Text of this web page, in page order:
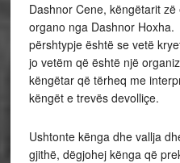
Dashnor Cene, këngëtarit
organo nga Dashnor
përshtypje është se vetë
jo vetëm që është një
këngëtar që tërheq me
këngët e trevës devolliçe.
Ushtonte kënga dhe vallja
gjithë, dëgjohej kënga që